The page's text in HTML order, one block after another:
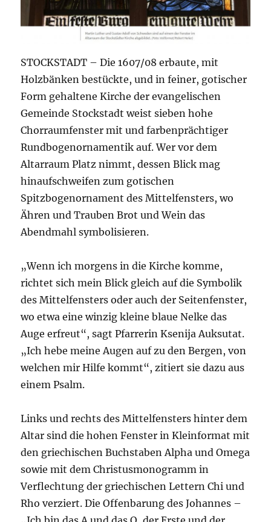
STOCKSTADT – Die 1607/08 erbaute, mit
Holzbänken bestückte, und in feiner, gotischer
Form gehaltene Kirche der evangelischen
Gemeinde Stockstadt weist sieben hohe
Chorraumfenster mit und farbenprächtiger
Rundbogenornamentik auf. Wer vor dem
Altarraum Platz nimmt, dessen Blick mag
hinaufschweifen zum gotischen
Spitzbogenornament des Mittelfensters, wo
Ähren und Trauben Brot und Wein das
Abendmahl symbolisieren.
„Wenn ich morgens in die Kirche komme,
richtet sich mein Blick gleich auf die Symbolik
des Mittelfensters oder auch der Seitenfenster,
wo etwa eine winzig kleine blaue Nelke das
Auge erfreut“, sagt Pfarrerin Ksenija Auksutat.
„Ich hebe meine Augen auf zu den Bergen, von
welchen mir Hilfe kommt“, zitiert sie dazu aus
einem Psalm.
Links und rechts des Mittelfensters hinter dem
Altar sind die hohen Fenster in Kleinformat mit
den griechischen Buchstaben Alpha und Omega
sowie mit dem Christusmonogramm in
Verflechtung der griechischen Lettern Chi und
Rho verziert. Die Offenbarung des Johannes –